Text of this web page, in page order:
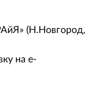
(Н.Новгород,
на е-